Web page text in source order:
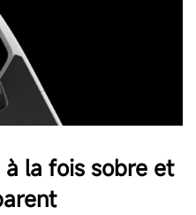
la fois sobre et